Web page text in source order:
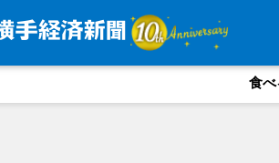
食べ